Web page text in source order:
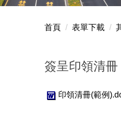
首頁 表單下載
簽呈印領清冊
印領清冊(範例